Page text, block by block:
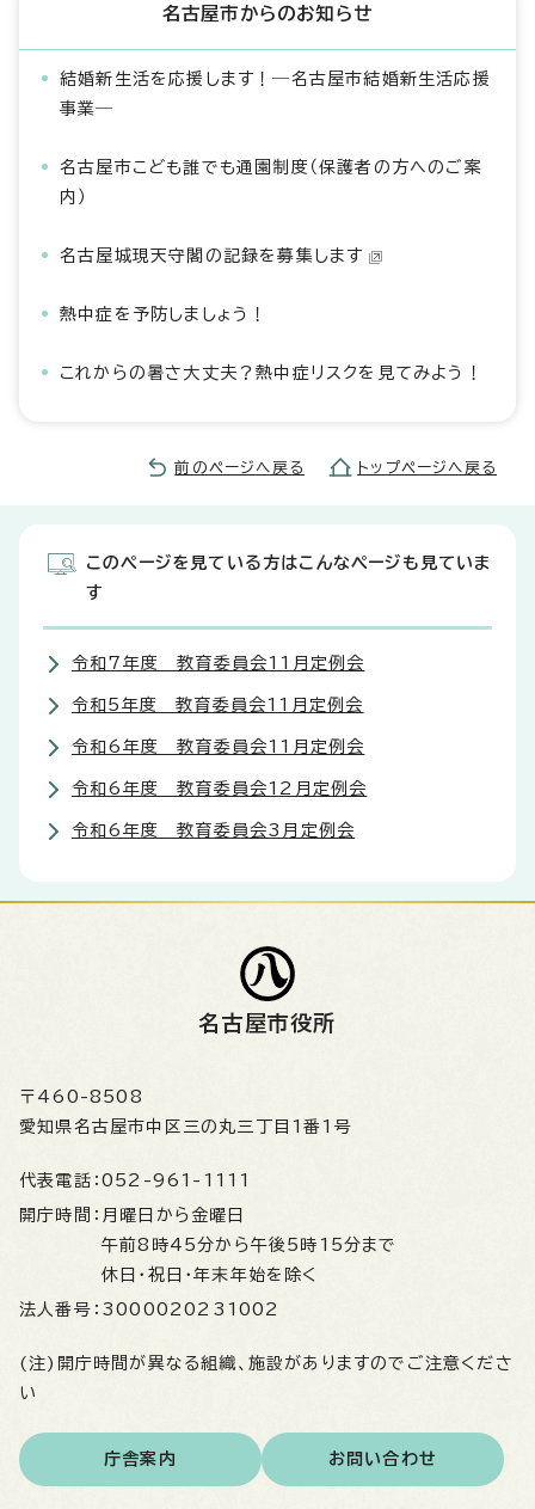
名古屋市からのお知らせ
結婚新生活を応援します！―名古屋市結婚新生活応援
事業―
名古屋市こども誰でも通園制度（保護者の方へのご案
内）
名古屋城現天守閣の記録を募集します
熱中症を予防しましょう！
これからの暑さ大丈夫？熱中症リスクを見てみよう！
前のページへ戻る トップページへ戻る
このページを見ている方はこんなページも見ていま
す
令和7年度 教育委員会11月定例会
令和5年度 教育委員会11月定例会
令和6年度 教育委員会11月定例会
令和6年度 教育委員会12月定例会
令和6年度 教育委員会3月定例会
名古屋市役所
〒460-8508
愛知県名古屋市中区三の丸三丁目1番1号
代表電話： 052-961-1111
開庁時間： 月曜日から金曜日
午前8時45分から午後5時15分まで
休日・祝日・年末年始を除く
法人番号： 3000020231002
(注)開庁時間が異なる組織、施設がありますのでご注意くださ
い
庁舎案内 お問い合わせ